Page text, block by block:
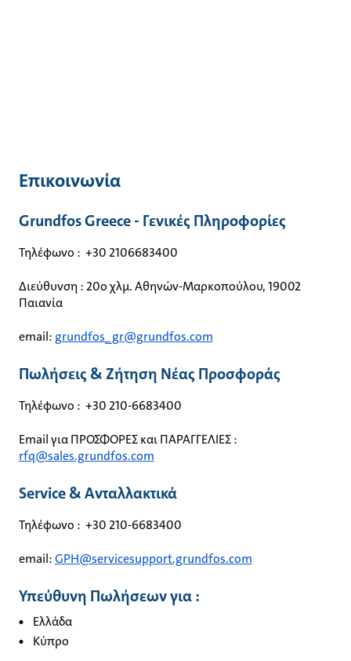
Επικοινωνία
Grundfos Greece - Γενικές Πληροφορίες
Τηλέφωνο : +30 2106683400
Διεύθυνση : 20ο χλμ. Αθηνών-Μαρκοπούλου, 19002
Παιανία
email: grundfos_gr@grundfos.com
Πωλήσεις & Ζήτηση Νέας Προσφοράς
Τηλέφωνο : +30 210-6683400
Email για ΠΡΟΣΦΟΡΕΣ και ΠΑΡΑΓΓΕΛΙΕΣ :
rfq@sales.grundfos.com
Service & Ανταλλακτικά
Τηλέφωνο : +30 210-6683400
email:GPH@servicesupport.grundfos.com
Υπεύθυνη Πωλήσεων για :
Ελλάδα
Κύπρο